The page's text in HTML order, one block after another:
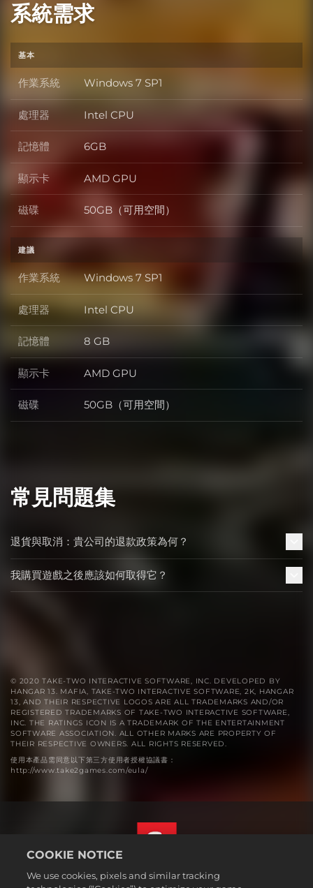
系統需求
基本
作業系統 作業系統
Windows 7 SP1
處理器 處理器
Intel CPU
記憶體 記憶體
6GB
顯示卡 顯示卡
AMD GPU
磁碟 磁碟
50GB（可用空間）
建議
作業系統 作業系統
Windows 7 SP1
處理器 處理器
Intel CPU
記憶體 記憶體
8 GB
顯示卡 顯示卡
AMD GPU
磁碟 磁碟
50GB（可用空間）
常見問題集
退貨與取消：貴公司的退款政策為何？
我購買遊戲之後應該如何取得它？
© 2020 TAKE-TWO INTERACTIVE SOFTWARE, INC. DEVELOPED BY
HANGAR 13. MAFIA, TAKE-TWO INTERACTIVE SOFTWARE, 2K, HANGAR
13, AND THEIR RESPECTIVE LOGOS ARE ALL TRADEMARKS AND/OR
REGISTERED TRADEMARKS OF TAKE-TWO INTERACTIVE SOFTWARE,
INC. THE RATINGS ICON IS A TRADEMARK OF THE ENTERTAINMENT
SOFTWARE ASSOCIATION. ALL OTHER MARKS ARE PROPERTY OF
THEIR RESPECTIVE OWNERS. ALL RIGHTS RESERVED.
使用本產品需同意以下第三方使用者授權協議書：
http://www.take2games.com/eula/
繁體中文
COOKIE NOTICE
We use cookies, pixels and similar tracking